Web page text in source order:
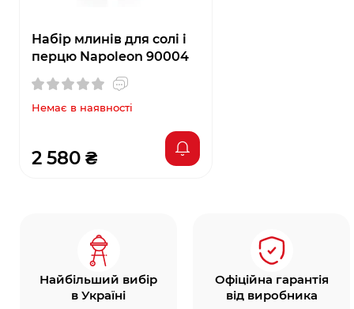
Набір млинів для солі і
перцю Napoleon 90004
Немає в наявності
2 580 ₴
Найбільший вибір
в Україні
Офіційна гарантія
від виробника